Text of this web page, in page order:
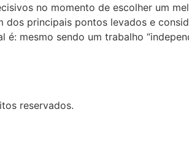
no momento de escolher um
dos principais pontos levados e
é: mesmo sendo um trabalho
reservados.